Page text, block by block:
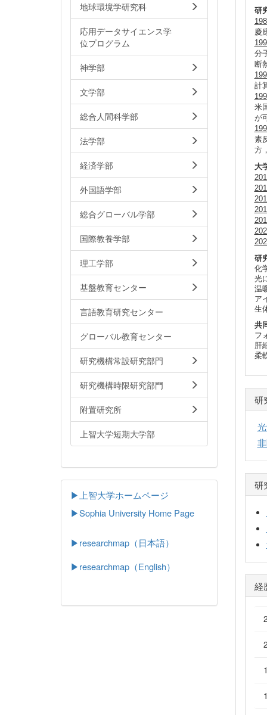
研
慶
分
断
計
米
が
素
方
大
研
化
光
温
ア
生
共
フ
肝
柔
研
研
経
地球環境学研究科
応用データサイエンス学
位プログラム
神学部
文学部
総合人間科学部
法学部
経済学部
外国語学部
総合グローバル学部
国際教養学部
理工学部
基盤教育センター
言語教育研究センター
グローバル教育センター
研究機構常設研究部門
研究機構時限研究部門
附置研究所
上智大学短期大学部
▶上智大学ホームページ
▶Sophia University Home Page
▶researchmap（日本語）
▶researchmap（English）